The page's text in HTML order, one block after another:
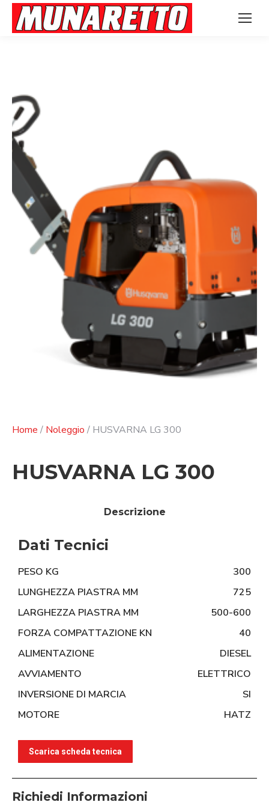
Home / Noleggio / HUSVARNA LG 300
HUSVARNA LG 300
Descrizione
Dati Tecnici
PESO KG
300
LUNGHEZZA PIASTRA MM
725
LARGHEZZA PIASTRA MM
500-600
FORZA COMPATTAZIONE KN
40
ALIMENTAZIONE
DIESEL
AVVIAMENTO
ELETTRICO
INVERSIONE DI MARCIA
SI
MOTORE
HATZ
Scarica scheda tecnica
Richiedi Informazioni